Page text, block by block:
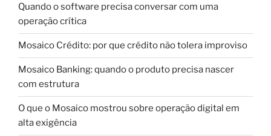
Quando o software precisa conversar com uma
operação crítica
Mosaico Crédito: por que crédito não tolera improviso
Mosaico Banking: quando o produto precisa nascer
com estrutura
O que o Mosaico mostrou sobre operação digital em
alta exigência